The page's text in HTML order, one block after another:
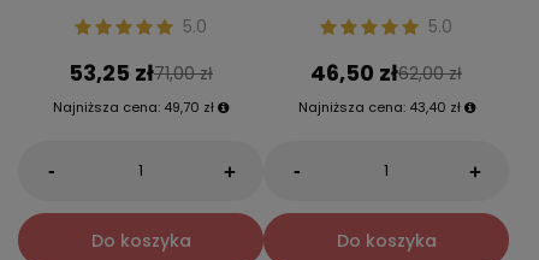
5.0
53,25 zł71,00 zł
Najniższa cena: 49,70 zł
- +
Do koszyka
5.0
46,50 zł62,00 zł
Najniższa cena: 43,40 zł
- +
Do koszyka